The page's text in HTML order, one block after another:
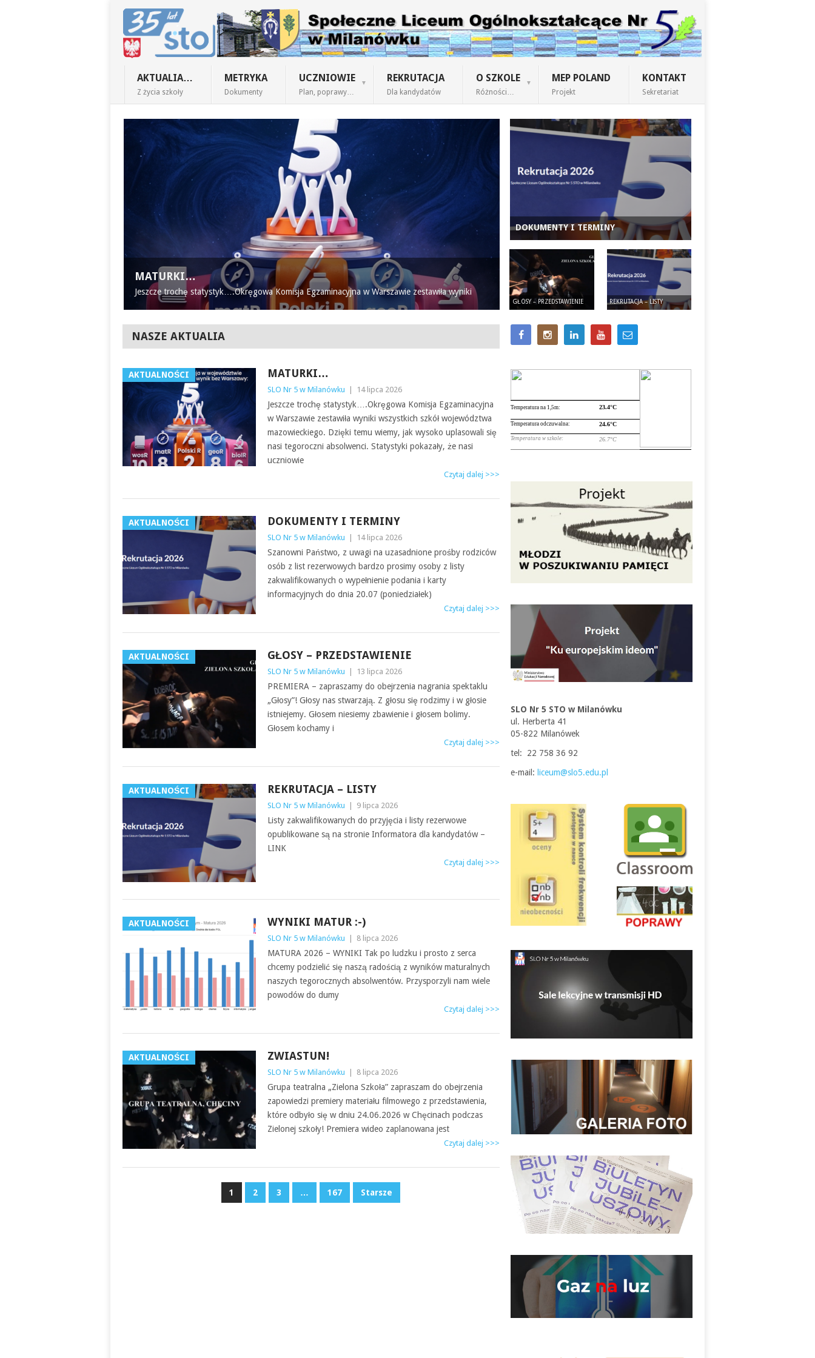
AKTUALIA…
Z życia szkoły
METRYKA
Dokumenty
UCZNIOWIE
Plan, poprawy…
REKRUTACJA
Dla kandydatów
O SZKOLE
Różności…
MEP POLAND
Projekt
KONTAKT
Sekretariat
MATURKI…
Jeszcze trochę statystyk….Okręgowa Komisja Egzaminacyjna w Warszawie zestawiła wyniki
DOKUMENTY I TERMINY
GŁOSY – PRZEDSTAWIENIE REKRUTACJA – LISTY
NASZE AKTUALIA
AKTUALNOŚCI MATURKI…
SLO Nr 5 w Milanówku 14 lipca 2026
Jeszcze trochę statystyk….Okręgowa Komisja Egzaminacyjna
w Warszawie zestawiła wyniki wszystkich szkół województwa
mazowieckiego. Dzięki temu wiemy, jak wysoko uplasowali się
nasi tegoroczni absolwenci. Statystyki pokazały, że nasi
uczniowie
Czytaj dalej >>>
AKTUALNOŚCI DOKUMENTY I TERMINY
SLO Nr 5 w Milanówku 14 lipca 2026
Szanowni Państwo, z uwagi na uzasadnione prośby rodziców
osób z list rezerwowych bardzo prosimy osoby z listy
zakwalifikowanych o wypełnienie podania i karty
informacyjnych do dnia 20.07 (poniedziałek)
Czytaj dalej >>>
AKTUALNOŚCI GŁOSY – PRZEDSTAWIENIE
SLO Nr 5 w Milanówku 13 lipca 2026
PREMIERA – zapraszamy do obejrzenia nagrania spektaklu
„Głosy”! Głosy nas stwarzają. Z głosu się rodzimy i w głosie
istniejemy. Głosem niesiemy zbawienie i głosem bolimy.
Głosem kochamy i
Czytaj dalej >>>
AKTUALNOŚCI REKRUTACJA – LISTY
SLO Nr 5 w Milanówku 9 lipca 2026
Listy zakwalifikowanych do przyjęcia i listy rezerwowe
opublikowane są na stronie Informatora dla kandydatów –
LINK
Czytaj dalej >>>
AKTUALNOŚCI WYNIKI MATUR :-)
SLO Nr 5 w Milanówku 8 lipca 2026
MATURA 2026 – WYNIKI Tak po ludzku i prosto z serca
chcemy podzielić się naszą radością z wyników maturalnych
naszych tegorocznych absolwentów. Przysporzyli nam wiele
powodów do dumy
Czytaj dalej >>>
AKTUALNOŚCI ZWIASTUN!
SLO Nr 5 w Milanówku 8 lipca 2026
Grupa teatralna „Zielona Szkoła” zapraszam do obejrzenia
zapowiedzi premiery materiału filmowego z przedstawienia,
które odbyło się w dniu 24.06.2026 w Chęcinach podczas
Zielonej szkoły! Premiera wideo zaplanowana jest
Czytaj dalej >>>
1 2 3 … 167 Starsze
SLO Nr 5 STO w Milanówku
ul. Herberta 41
05-822 Milanówek
tel: 22 758 36 92
e-mail: liceum@slo5.edu.pl